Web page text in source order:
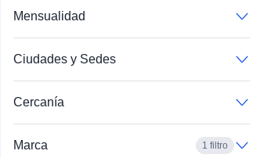
Mensualidad
Ciudades y Sedes
Cercanía
Marca 1 filtro